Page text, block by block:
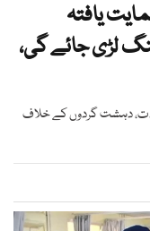
یافتہ
لڑی جائے گی،
دہشت گردوں کے خلاف